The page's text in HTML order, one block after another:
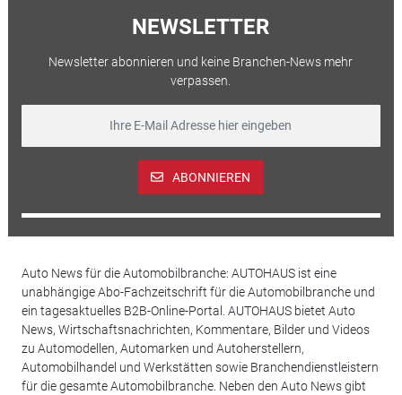
NEWSLETTER
Newsletter abonnieren und keine Branchen-News mehr
verpassen.
ABONNIEREN
Auto News für die Automobilbranche: AUTOHAUS ist eine
unabhängige Abo-Fachzeitschrift für die Automobilbranche und
ein tagesaktuelles B2B-Online-Portal. AUTOHAUS bietet Auto
News, Wirtschaftsnachrichten, Kommentare, Bilder und Videos
zu Automodellen, Automarken und Autoherstellern,
Automobilhandel und Werkstätten sowie Branchendienstleistern
für die gesamte Automobilbranche. Neben den Auto News gibt